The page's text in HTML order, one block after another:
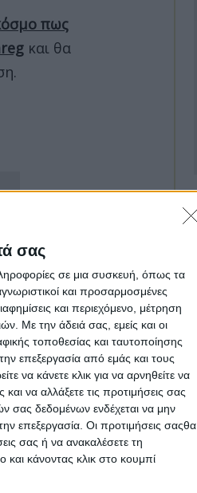
σας
σε μια συσκευή, όπως τα
και προσαρμοσμένες
και περιεχόμενο, μέτρηση
Με την άδειά σας, εμείς και οι
τοποθεσίας και ταυτοποίησης
επεξεργασία από εμάς και τους
να κάνετε κλικ για να αρνηθείτε να
να αλλάξετε τις προτιμήσεις σας
σας δεδομένων ενδέχεται να μην
επεξεργασία. Οι προτιμήσεις σαςθα
σας ή να ανακαλέσετε τη
κάνοντας κλικ στο κουμπί
πως
και θα